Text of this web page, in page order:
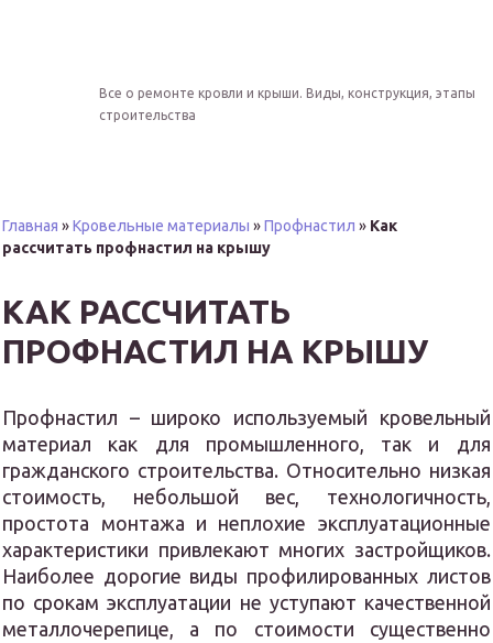
Все о ремонте кровли и крыши. Виды, конструкция, этапы
строительства
Главная »Кровельные материалы »Профнастил » Как
рассчитать профнастил на крышу
КАК РАССЧИТАТЬ
ПРОФНАСТИЛ НА КРЫШУ
Профнастил – широко используемый кровельный
материал как для промышленного, так и для
гражданского строительства. Относительно низкая
стоимость, небольшой вес, технологичность,
простота монтажа и неплохие эксплуатационные
характеристики привлекают многих застройщиков.
Наиболее дорогие виды профилированных листов
по срокам эксплуатации не уступают качественной
металлочерепице, а по стоимости существенно